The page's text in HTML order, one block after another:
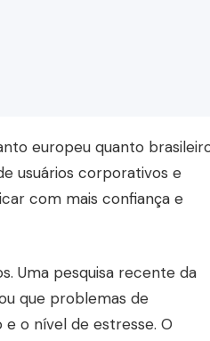
europeu quanto
usuários corporativos e
com mais confiança e
Uma pesquisa recente da
que problemas de
o nível de estresse. O